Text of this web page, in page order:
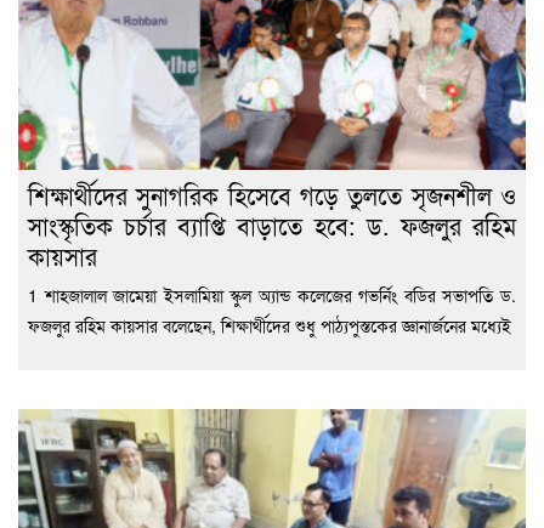
শিক্ষার্থীদের সুনাগরিক হিসেবে গড়ে তুলতে সৃজনশীল ও
সাংস্কৃতিক চর্চার ব্যাপ্তি বাড়াতে হবে: ড. ফজলুর রহিম
কায়সার
1 শাহজালাল জামেয়া ইসলামিয়া স্কুল অ্যান্ড কলেজের গভর্নিং বডির সভাপতি ড.
ফজলুর রহিম কায়সার বলেছেন, শিক্ষার্থীদের শুধু পাঠ্যপুস্তকের জ্ঞানার্জনের মধ্যেই